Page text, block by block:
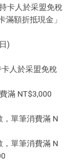
卡人於采盟免稅
滿額折抵現金」
)
人於采盟免稅
滿 NT$3,000
單筆消費滿 N
單筆消費滿 N